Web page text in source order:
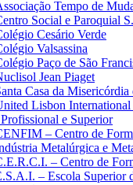
Tempo de
Social e Paroquial
Cesário Verde
Valsassina
Paço de São
Jean Piaget
Casa da Misericórdia
Lisbon International
e Superior
– Centro de
Metalúrgica e
– Centro de
– Escola Superior